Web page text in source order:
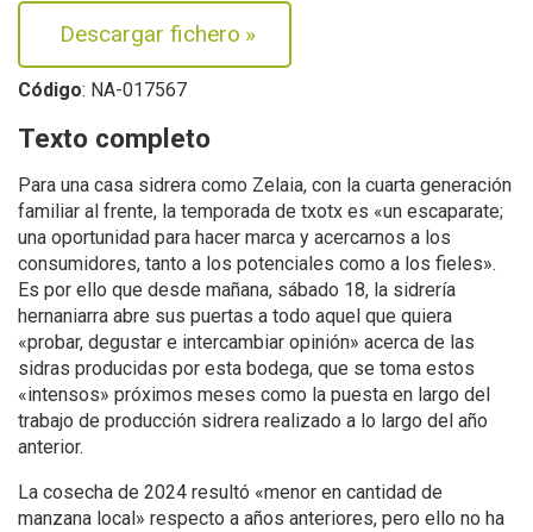
Descargar fichero »
Código: NA-017567
Texto completo
Para una casa sidrera como Zelaia, con la cuarta generación
familiar al frente, la temporada de txotx es «un escaparate;
una oportunidad para hacer marca y acercarnos a los
consumidores, tanto a los potenciales como a los fieles».
Es por ello que desde mañana, sábado 18, la sidrería
hernaniarra abre sus puertas a todo aquel que quiera
«probar, degustar e intercambiar opinión» acerca de las
sidras producidas por esta bodega, que se toma estos
«intensos» próximos meses como la puesta en largo del
trabajo de producción sidrera realizado a lo largo del año
anterior.
La cosecha de 2024 resultó «menor en cantidad de
manzana local» respecto a años anteriores, pero ello no ha